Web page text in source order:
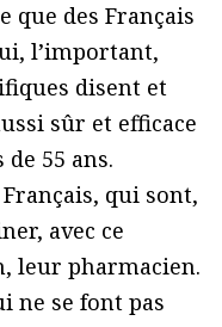
que des Français
l’important,
disent et
sûr et efficace
55 ans.
qui sont,
avec ce
leur pharmacien.
ne se font pas